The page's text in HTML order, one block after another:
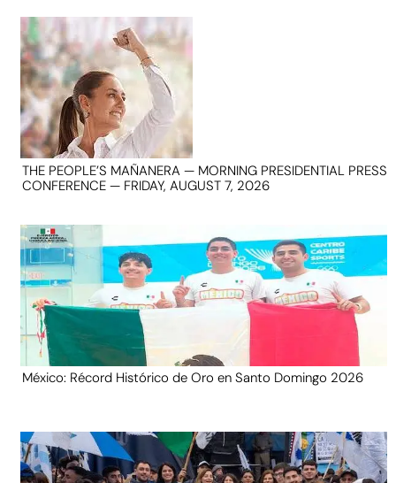
THE PEOPLE’S MAÑANERA — MORNING PRESIDENTIAL PRESS
CONFERENCE — FRIDAY, AUGUST 7, 2026
México: Récord Histórico de Oro en Santo Domingo 2026